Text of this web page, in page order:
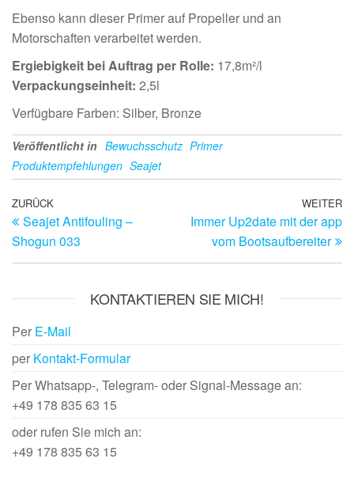
Ebenso kann dieser Primer auf Propeller und an
Motorschaften verarbeitet werden.
Ergiebigkeit bei Auftrag per Rolle: 17,8m²/l
Verpackungseinheit: 2,5l
Verfügbare Farben: Silber, Bronze
Veröffentlicht in Bewuchsschutz Primer
Produktempfehlungen Seajet
Beitragsnavigation
Vorheriger
Beitrag
ZURÜCK
Seajet Antifouling –
Shogun 033
WEITER
Immer Up2date mit der app
vom Bootsaufbereiter
KONTAKTIEREN SIE MICH!
Per E-Mail
per Kontakt-Formular
Per Whatsapp-, Telegram- oder Signal-Message an:
+49 178 835 63 15
oder rufen Sie mich an:
+49 178 835 63 15